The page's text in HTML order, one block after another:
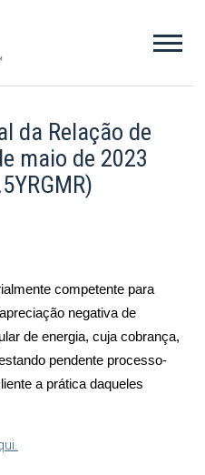
da Relação de
maio de 2023
competente para
negativa de
de energia, cuja cobrança,
pendente processo-
a prática daqueles